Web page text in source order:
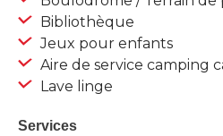
Bibliothèque
Jeux pour enfants
Aire de service camping
Lave linge
Services